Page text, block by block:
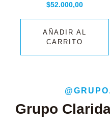
$52.000,00
AÑADIR AL
CARRITO
Grupo